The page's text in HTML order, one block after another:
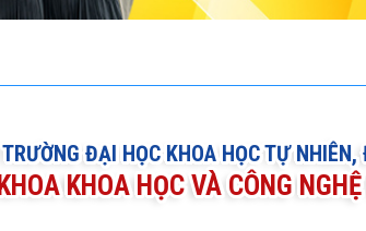
TRƯỜNG ĐẠI HỌC KHOA HỌC TỰ NHIÊN,
KHOA KHOA HỌC VÀ CÔNG